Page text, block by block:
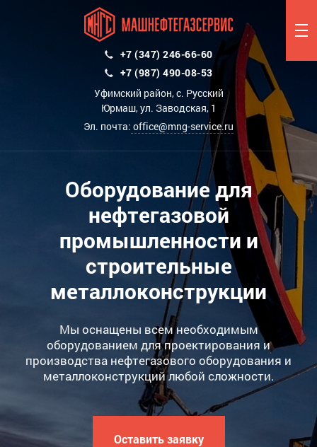
+7 (347) 246-66-60
+7 (987) 490-08-53
Уфимский район, с. Русский
Юрмаш, ул. Заводская, 1
Эл. почта: office@mng-service.ru
Оборудование для
нефтегазовой
промышленности и
строительные
металлоконструкции
Мы оснащены всем необходимым
оборудованием для проектирования и
производства нефтегазового оборудования и
металлоконструкций любой сложности.
Оставить заявку